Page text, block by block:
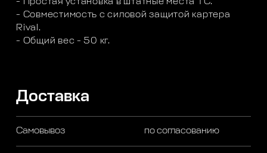
- Совместимость с силовой защитой картера
Rival.
- Общий вес - 50 кг.
Доставка
Самовывоз по согласованию